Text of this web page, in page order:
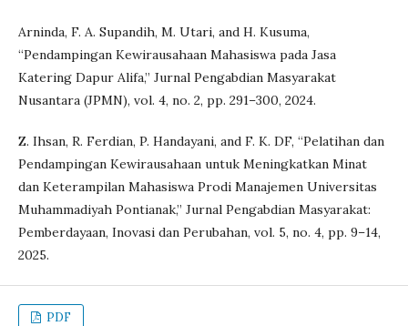
Arninda, F. A. Supandih, M. Utari, and H. Kusuma,
“Pendampingan Kewirausahaan Mahasiswa pada Jasa
Katering Dapur Alifa,” Jurnal Pengabdian Masyarakat
Nusantara (JPMN), vol. 4, no. 2, pp. 291–300, 2024.
Z. Ihsan, R. Ferdian, P. Handayani, and F. K. DF, “Pelatihan dan
Pendampingan Kewirausahaan untuk Meningkatkan Minat
dan Keterampilan Mahasiswa Prodi Manajemen Universitas
Muhammadiyah Pontianak,” Jurnal Pengabdian Masyarakat:
Pemberdayaan, Inovasi dan Perubahan, vol. 5, no. 4, pp. 9–14,
2025.
PDF